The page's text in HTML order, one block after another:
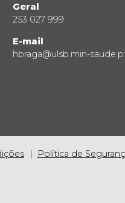
Geral
253 027 999
E-mail
hbraga@ulsb.min-
Política de